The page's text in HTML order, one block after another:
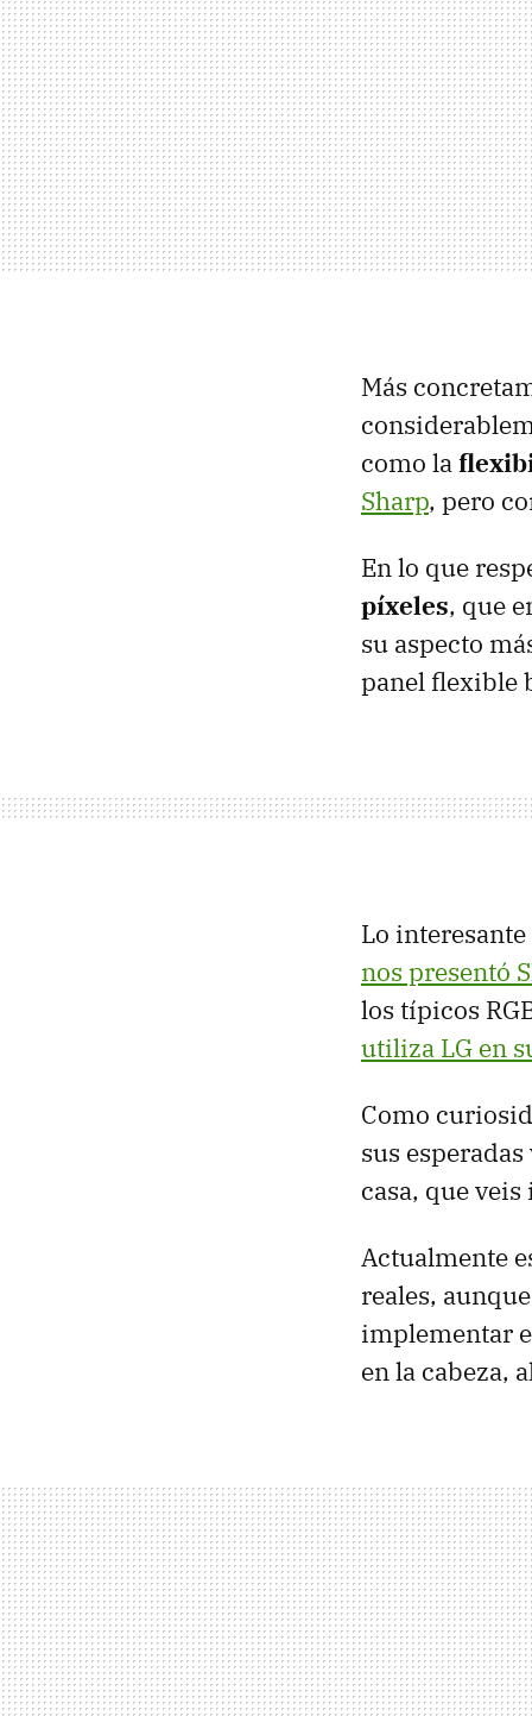
Más
como la
Sharp, pero
En lo que
píxeles, que
su aspecto
panel flexible
Lo
nos presentó
los típicos
utiliza LG en
Como
sus
casa, que
Actualmente
reales,
implementar
en la cabeza,